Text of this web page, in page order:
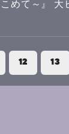
めて～』
12 13